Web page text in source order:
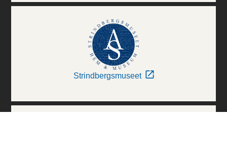
Strindbergsmuseet